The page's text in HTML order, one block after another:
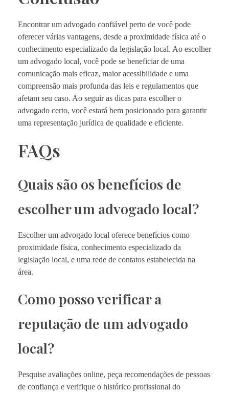
Encontrar um advogado confiável perto de você pode
oferecer várias vantagens, desde a proximidade física até o
conhecimento especializado da legislação local. Ao escolher
um advogado local, você pode se beneficiar de uma
comunicação mais eficaz, maior acessibilidade e uma
compreensão mais profunda das leis e regulamentos que
afetam seu caso. Ao seguir as dicas para escolher o
advogado certo, você estará bem posicionado para garantir
uma representação jurídica de qualidade e eficiente.
FAQs
Quais são os benefícios de
escolher um advogado local?
Escolher um advogado local oferece benefícios como
proximidade física, conhecimento especializado da
legislação local, e uma rede de contatos estabelecida na
área.
Como posso verificar a
reputação de um advogado
local?
Pesquise avaliações online, peça recomendações de pessoas
de confiança e verifique o histórico profissional do